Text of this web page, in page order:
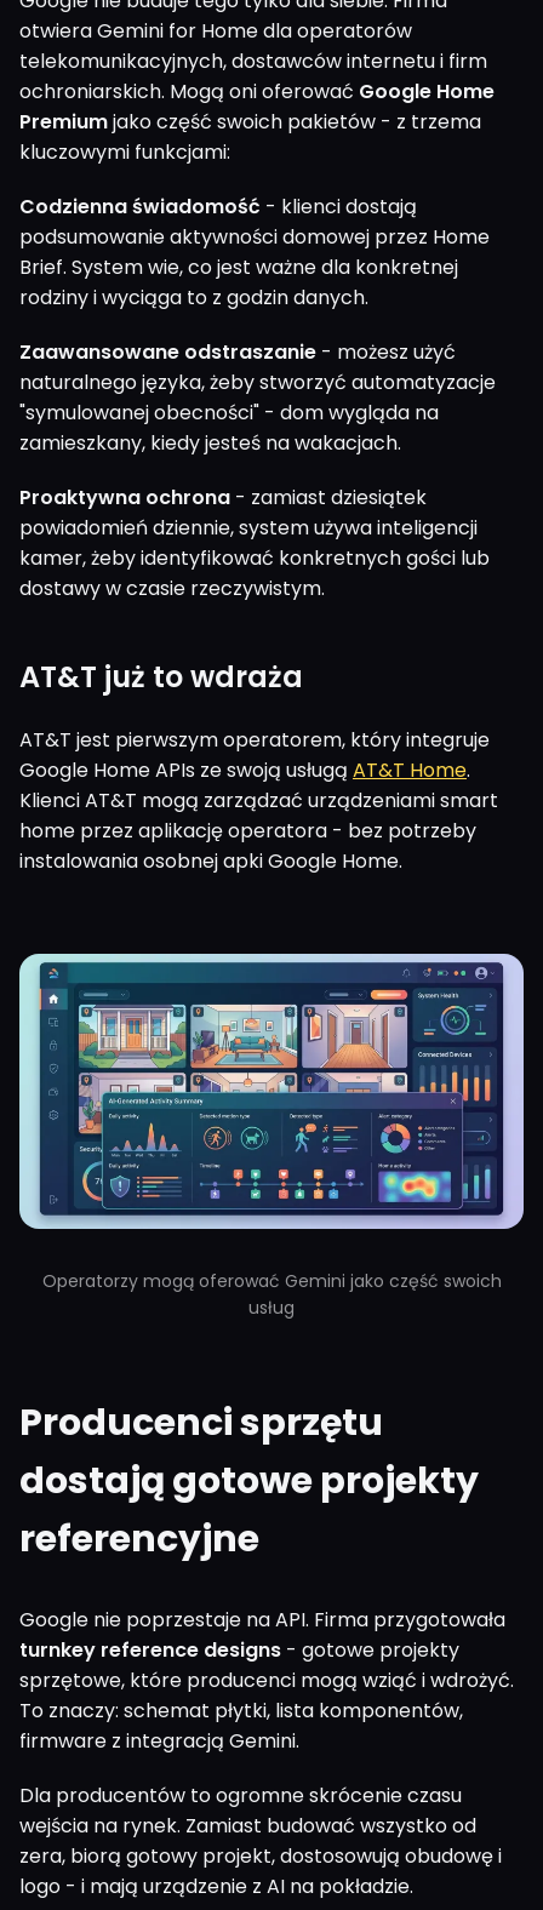
otwiera Gemini for Home dla operatorów
telekomunikacyjnych, dostawców internetu i firm
ochroniarskich. Mogą oni oferować Google Home
Premiumjako część swoich pakietów - z trzema
kluczowymi funkcjami:
Codzienna świadomość - klienci dostają
podsumowanie aktywności domowej przez Home
Brief. System wie, co jest ważne dla konkretnej
rodziny i wyciąga to z godzin danych.
Zaawansowane odstraszanie - możesz użyć
naturalnego języka, żeby stworzyć automatyzacje
"symulowanej obecności" - dom wygląda na
zamieszkany, kiedy jesteś na wakacjach.
Proaktywna ochrona - zamiast dziesiątek
powiadomień dziennie, system używa inteligencji
kamer, żeby identyfikować konkretnych gości lub
dostawy w czasie rzeczywistym.
AT&T już to wdraża
AT&T jest pierwszym operatorem, który integruje
Google Home APIs ze swoją usługą AT&T Home.
Klienci AT&T mogą zarządzać urządzeniami smart
home przez aplikację operatora - bez potrzeby
instalowania osobnej apki Google Home.
Operatorzy mogą oferować Gemini jako część swoich
usług
Producenci sprzętu
dostają gotowe projekty
referencyjne
Google nie poprzestaje na API. Firma przygotowała
turnkey reference designs - gotowe projekty
sprzętowe, które producenci mogą wziąć i wdrożyć.
To znaczy: schemat płytki, lista komponentów,
firmware z integracją Gemini.
Dla producentów to ogromne skrócenie czasu
wejścia na rynek. Zamiast budować wszystko od
zera, biorą gotowy projekt, dostosowują obudowę i
logo - i mają urządzenie z AI na pokładzie.